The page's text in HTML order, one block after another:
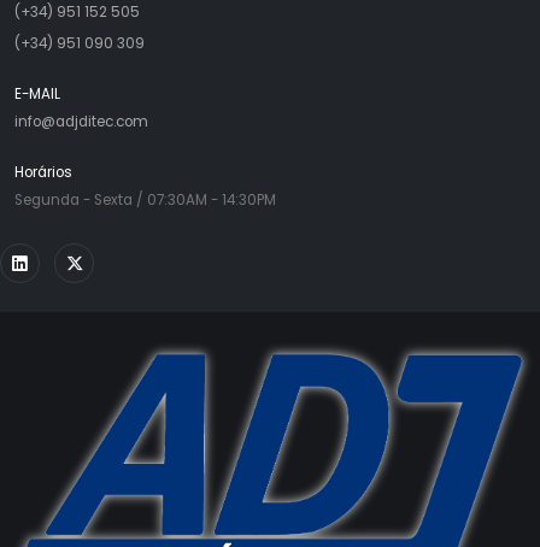
(+34) 951 152 505
(+34) 951 090 309
E-MAIL
info@adjditec.com
Horários
Segunda - Sexta / 07:30AM - 14:30PM